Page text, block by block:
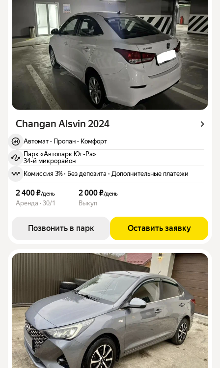
Changan Alsvin 2024
Автомат · Пропан · Комфорт
Парк «Автопарк Юг-Ра»
34-й микрорайон
Комиссия 3%· Без депозита · Дополнительные платежи
2 400 ₽/день
Аренда · 30/1
2 000 ₽/день
Выкуп
Позвонить в парк Оставить заявку